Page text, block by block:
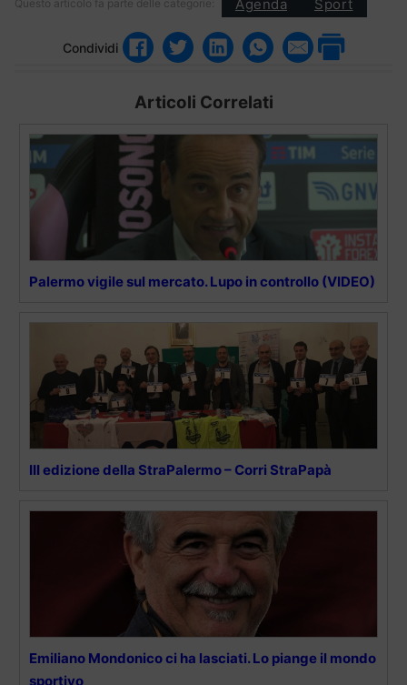
Questo articolo fa parte delle categorie: Agenda Sport
Condividi
Articoli Correlati
Palermo vigile sul mercato. Lupo in controllo (VIDEO)
III edizione della StraPalermo – Corri StraPapà
Emiliano Mondonico ci ha lasciati. Lo piange il mondo
sportivo